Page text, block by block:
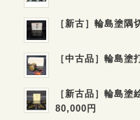
［新古］輪島塗
［中古品］輪島塗
［新古品］輪島塗
80,000円